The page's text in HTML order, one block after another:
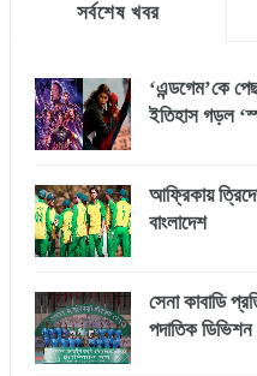
সর্বশেষ খবর
‘এন্ডগেম’কে
ইতিহাস গড়ল
আফ্রিকায়
বাংলাদেশ
সেনা কাবাডি
পদাতিক ডিভিশন